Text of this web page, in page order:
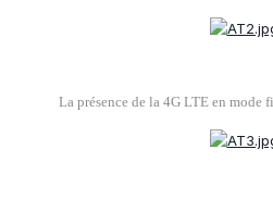
La présence de la 4G LTE en